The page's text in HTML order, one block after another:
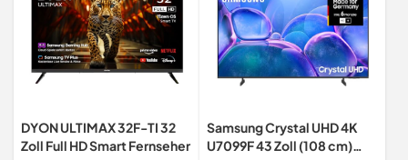
DYON ULTIMAX 32F-TI 32
Zoll Full HD Smart Fernseher
Samsung Crystal UHD 4K
U7099F 43 Zoll (108 cm)